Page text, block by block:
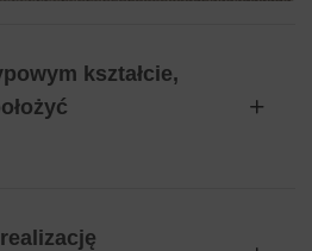
kształcie,